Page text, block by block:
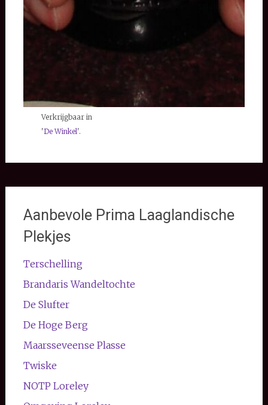
Verkrijgbaar in
'De Winkel'.
Aanbevole Prima Laaglandische
Plekjes
Terschelling
Brandaris Wandeltochte
De Slufter
De Hoge Berg
Maarsseveense Plasse
Twiske
NOTP Loreley